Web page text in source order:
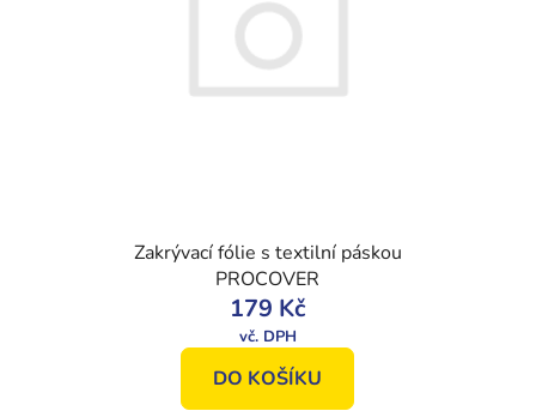
Zakrývací fólie s textilní páskou
PROCOVER
179 Kč
DO KOŠÍKU